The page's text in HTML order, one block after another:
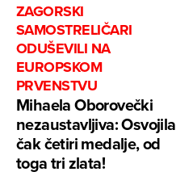
ZAGORSKI
SAMOSTRELIČARI
ODUŠEVILI NA
EUROPSKOM
PRVENSTVU
Mihaela Oborovečki
nezaustavljiva: Osvojila
čak četiri medalje, od
toga tri zlata!